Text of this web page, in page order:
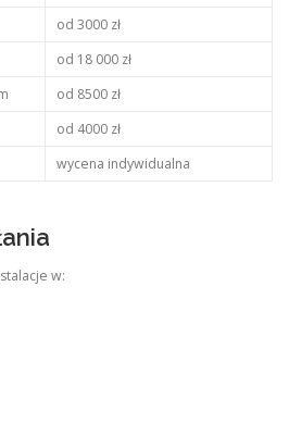
od 3000 zł
od 18 000 zł
od 8500 zł
od 4000 zł
wycena indywidualna
w: